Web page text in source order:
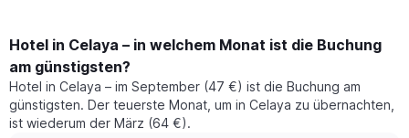
Hotel in Celaya – in welchem Monat ist die Buchung
am günstigsten?
Hotel in Celaya – im September (47 €) ist die Buchung am
günstigsten. Der teuerste Monat, um in Celaya zu übernachten,
ist wiederum der März (64 €).